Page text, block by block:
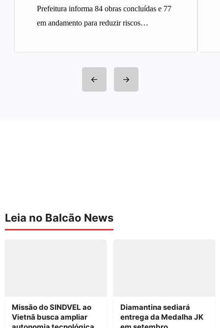
Prefeitura informa 84 obras concluídas e 77
em andamento para reduzir riscos
Horizonte…
Leia no Balcão News
Missão do SINDVEL ao
Vietnã busca ampliar
Diamantina sediará
entrega da Medalha JK